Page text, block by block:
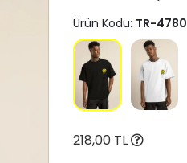
Ürün Kodu: TR-4780
218,00 TL